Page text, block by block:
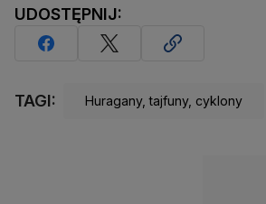
UDOSTĘPNIJ:
TAGI: Huragany, tajfuny, cyklony